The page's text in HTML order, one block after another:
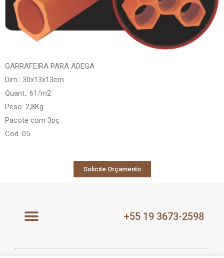
GARRAFEIRA PARA ADEGA
Dim.: 30x13x13cm
Quant.: 61/m2
Peso: 2,8Kg
Pacote com 3pç
Cod. 05
Solicite Orçamento
+55 19 3673-2598